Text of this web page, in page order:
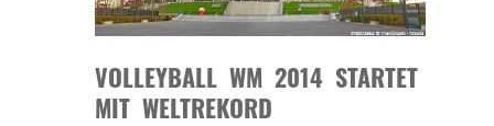
VOLLEYBALL WM 2014 STARTET
MIT WELTREKORD